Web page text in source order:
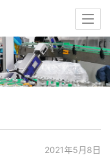
2021年5月8日